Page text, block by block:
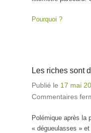
Pourquoi ?
Les riches sont
Publié le 17 mai
Commentaires
Polémique après la
« dégueulasses » et